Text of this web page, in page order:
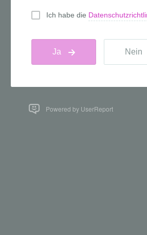
Powered by UserReport